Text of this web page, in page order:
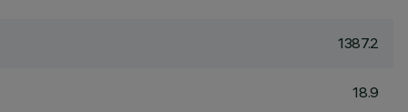
1387.2
18.9